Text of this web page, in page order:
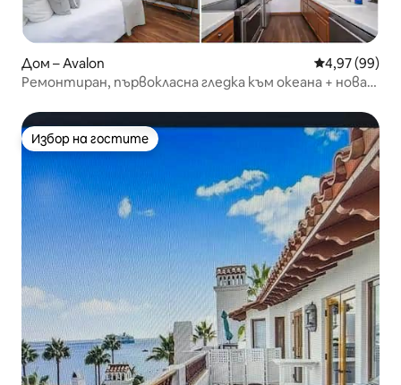
Дом – Avalon Средна
4,97 (99)
Ремонтиран, първокласна гледка към океана + нова
Избор на гостите
Избор на гостите